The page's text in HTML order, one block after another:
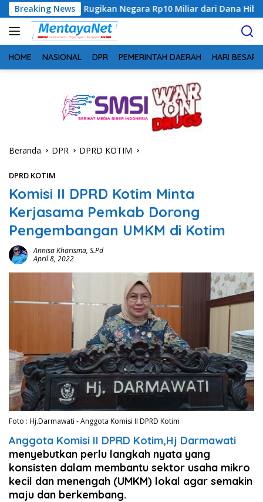
Langsung
ke
konten
Breaking News
Negara Rp10 Miliar dari Dana Hibah Rp40 Miliar
HOME NASIONAL DPR PEMERINTAH DAERAH HARI BESAR
Beranda DPR DPRD KOTIM
DPRD KOTIM
Komisi II DPRD Kotim Minta
Kerjasama Pemkab Dorong
Pengembangan UMKM di Kotim
Annisa Kharisma, S.Pd
April 8, 2022
Foto : Hj.Darmawati - Anggota Komisi II DPRD Kotim
Anggota Komisi II DPRD Kotim,Hj Darmawati
menyebutkan perlu langkah nyata yang
konsisten dalam membantu sektor usaha mikro
kecil dan menengah (UMKM) lokal agar semakin
maju dan berkembang.